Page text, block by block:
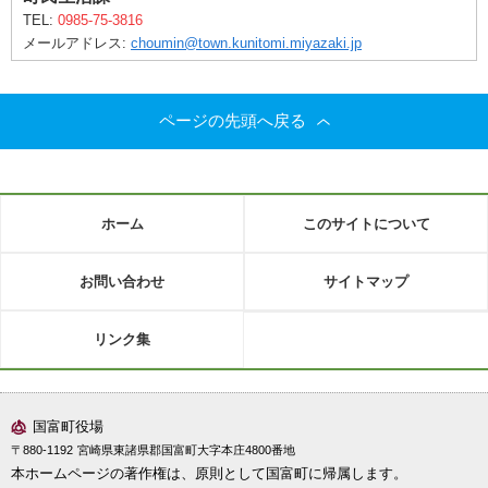
TEL: 0985-75-3816
メールアドレス: choumin@town.kunitomi.miyazaki.jp
ページの先頭へ戻る
ホーム このサイトについて
お問い合わせ サイトマップ
リンク集
国富町役場
〒880-1192 宮崎県東諸県郡国富町大字本庄4800番地
本ホームページの著作権は、原則として国富町に帰属します。